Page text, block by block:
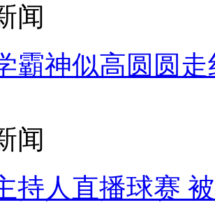
闻
霸神似高圆圆走
闻
持人直播球赛